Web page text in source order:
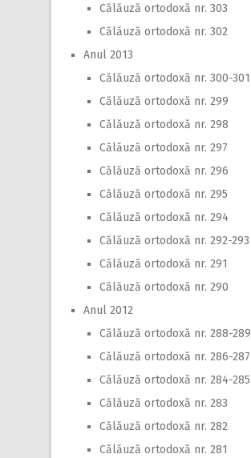
Călăuză ortodoxă nr. 303
Călăuză ortodoxă nr. 302
Anul 2013
Călăuză ortodoxă nr. 300-301
Călăuză ortodoxă nr. 299
Călăuză ortodoxă nr. 298
Călăuză ortodoxă nr. 297
Călăuză ortodoxă nr. 296
Călăuză ortodoxă nr. 295
Călăuză ortodoxă nr. 294
Călăuză ortodoxă nr. 292-293
Călăuză ortodoxă nr. 291
Călăuză ortodoxă nr. 290
Anul 2012
Călăuză ortodoxă nr. 288-289
Călăuză ortodoxă nr. 286-287
Călăuză ortodoxă nr. 284-285
Călăuză ortodoxă nr. 283
Călăuză ortodoxă nr. 282
Călăuză ortodoxă nr. 281